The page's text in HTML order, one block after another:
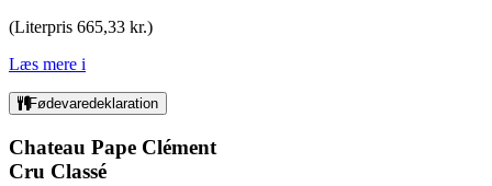
(Literpris 665,33 kr.)
Læs mere i
Fødevaredeklaration
Chateau Pape Clément
Cru Classé